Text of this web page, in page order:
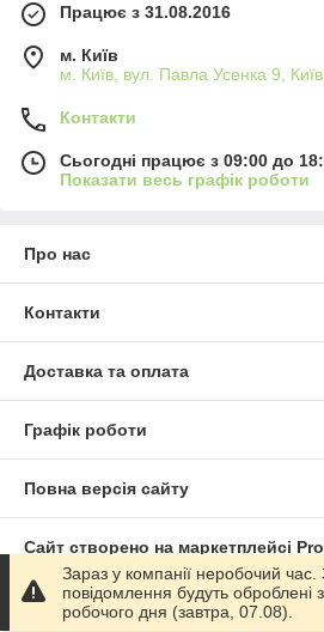
Працює з 31.08.2016
м. Київ
м. Київ, вул. Павла Усенка 9,
Контакти
Сьогодні працює з 09:00 до
Показати весь графік роботи
Про нас
Контакти
Доставка та оплата
Графік роботи
Повна версія сайту
Сайт створено на маркетплейсі
Політика конфіденційності
Зараз у компанії неробочий
повідомлення будуть оброблені
робочого дня (завтра, 07.08).